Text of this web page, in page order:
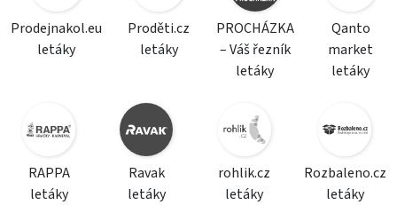
Prodejnakol.eu
letáky
Proděti.cz
letáky
PROCHÁZKA
– Váš řezník
letáky
Qanto
market
letáky
RAPPA
letáky
Ravak
letáky
rohlik.cz
letáky
Rozbaleno.cz
letáky